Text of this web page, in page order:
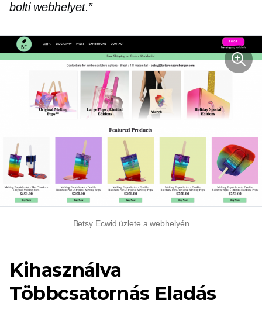
bolti webhelyet.”
Betsy Ecwid üzlete a webhelyén
Kihasználva
Többcsatornás Eladás